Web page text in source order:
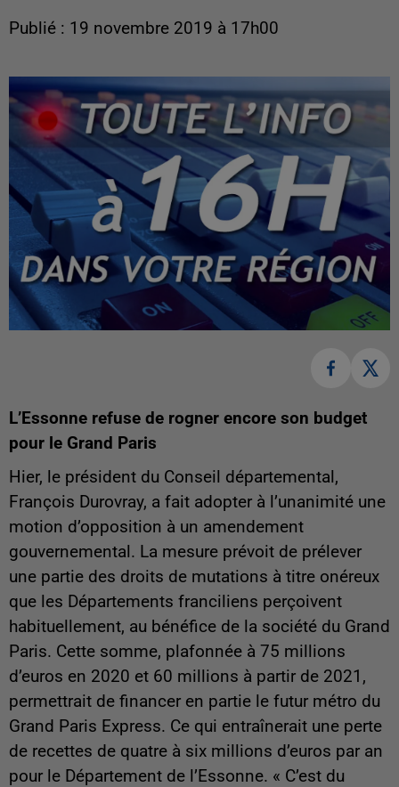
Publié : 19 novembre 2019 à 17h00
L’Essonne refuse de rogner encore son budget
pour le Grand Paris
Hier, le président du Conseil départemental,
François Durovray, a fait adopter à l’unanimité une
motion d’opposition à un amendement
gouvernemental. La mesure prévoit de prélever
une partie des droits de mutations à titre onéreux
que les Départements franciliens perçoivent
habituellement, au bénéfice de la société du Grand
Paris. Cette somme, plafonnée à 75 millions
d’euros en 2020 et 60 millions à partir de 2021,
permettrait de financer en partie le futur métro du
Grand Paris Express. Ce qui entraînerait une perte
de recettes de quatre à six millions d’euros par an
pour le Département de l’Essonne. « C’est du